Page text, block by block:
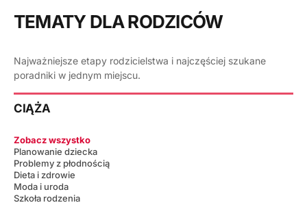
TEMATY DLA RODZICÓW
Najważniejsze etapy rodzicielstwa i najczęściej szukane
poradniki w jednym miejscu.
CIĄŻA
Zobacz wszystko
Planowanie dziecka
Problemy z płodnością
Dieta i zdrowie
Moda i uroda
Szkoła rodzenia